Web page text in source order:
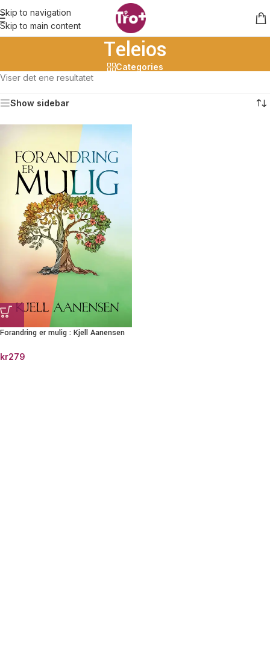
Skip to navigation
Skip to main content
Teleios
Categories
Viser det ene resultatet
Show sidebar
Forandring er mulig : Kjell Aanensen
kr279